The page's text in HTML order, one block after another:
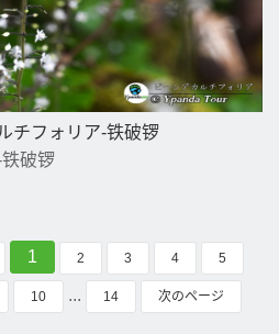
チフォリア-铁破锣
破锣
1 2 3 4 5
10 ... 14 次のページ